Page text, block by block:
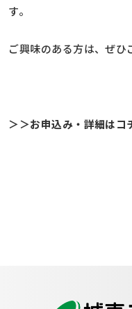
す。
ご興味のある方は、ぜひ
＞＞お申込み・詳細はコ